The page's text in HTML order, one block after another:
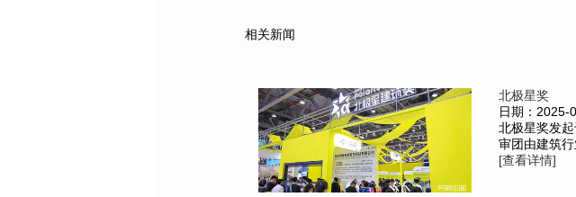
相关新闻
北极星奖
日期：2025-
北极星奖发
审团由建筑
[查看详情]